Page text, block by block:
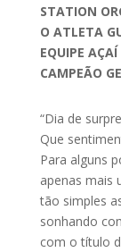
STATION
O ATLETA
EQUIPE
CAMPEÃO
“Dia de
Que
Para alguns
apenas mais
tão simples
sonhando
com o título